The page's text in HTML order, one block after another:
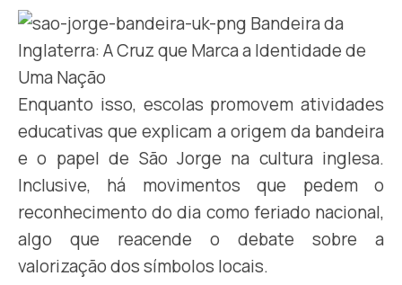
Enquanto isso, escolas promovem atividades
educativas que explicam a origem da bandeira
e o papel de São Jorge na cultura inglesa.
Inclusive, há movimentos que pedem o
reconhecimento do dia como feriado nacional,
algo que reacende o debate sobre a
valorização dos símbolos locais.